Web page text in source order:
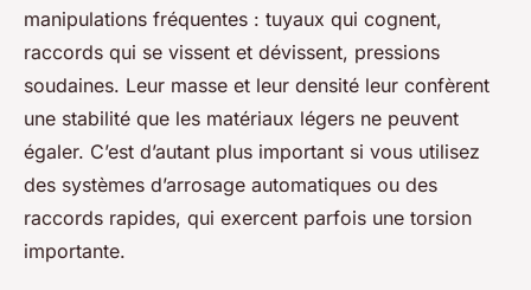
manipulations fréquentes : tuyaux qui cognent,
raccords qui se vissent et dévissent, pressions
soudaines. Leur masse et leur densité leur confèrent
une stabilité que les matériaux légers ne peuvent
égaler. C’est d’autant plus important si vous utilisez
des systèmes d’arrosage automatiques ou des
raccords rapides, qui exercent parfois une torsion
importante.